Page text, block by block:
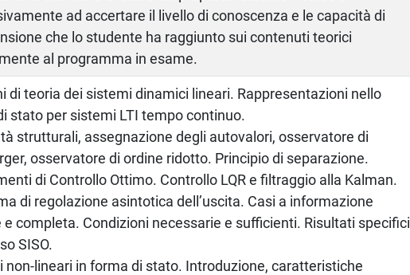
ad accertare il livello di conoscenza e le capacità di
che lo studente ha raggiunto sui contenuti teorici
al programma in esame.
di teoria dei sistemi dinamici lineari. Rappresentazioni nello
stato per sistemi LTI tempo continuo.
strutturali, assegnazione degli autovalori, osservatore di
osservatore di ordine ridotto. Principio di separazione.
di Controllo Ottimo. Controllo LQR e filtraggio alla Kalman.
di regolazione asintotica dell’uscita. Casi a informazione
e completa. Condizioni necessarie e sufficienti. Risultati specifici
SISO.
non-lineari in forma di stato. Introduzione, caratteristiche